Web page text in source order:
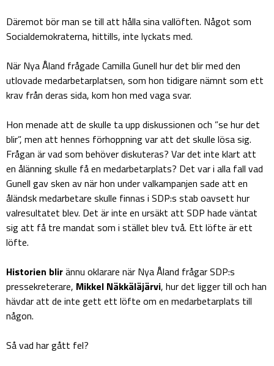
Däremot bör man se till att hålla sina vallöften. Något som
Socialdemokraterna, hittills, inte lyckats med.
När Nya Åland frågade Camilla Gunell hur det blir med den
utlovade medarbetarplatsen, som hon tidigare nämnt som ett
krav från deras sida, kom hon med vaga svar.
Hon menade att de skulle ta upp diskussionen och ”se hur det
blir”, men att hennes förhoppning var att det skulle lösa sig.
Frågan är vad som behöver diskuteras? Var det inte klart att
en ålänning skulle få en medarbetarplats? Det var i alla fall vad
Gunell gav sken av när hon under valkampanjen sade att en
åländsk medarbetare skulle finnas i SDP:s stab oavsett hur
valresultatet blev. Det är inte en ursäkt att SDP hade väntat
sig att få tre mandat som i stället blev två. Ett löfte är ett
löfte.
Historien blirännu oklarare när Nya Åland frågar SDP:s
pressekreterare, Mikkel Näkkäläjärvi, hur det ligger till och han
hävdar att de inte gett ett löfte om en medarbetarplats till
någon.
Så vad har gått fel?